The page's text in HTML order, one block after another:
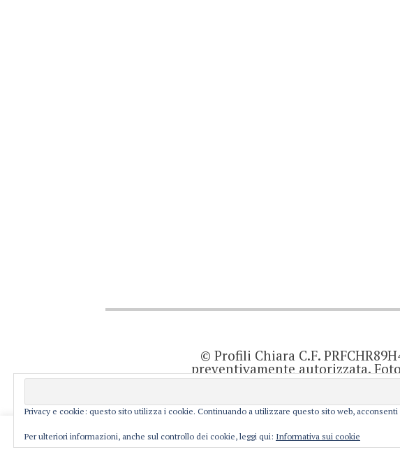
© Profili Chiara C.F.
preventivamente autorizzata.
quanto viene aggiornato
prodotto editoriale ai sensi
responsabile di
This website uses cookies to improve your experience. We'll
Privacy e cookie: questo sito utilizza i cookie. Continuando a utilizzare questo sito web,
Per ulteriori informazioni, anche sul controllo dei cookie, leggi qui: Informativa sui cookie